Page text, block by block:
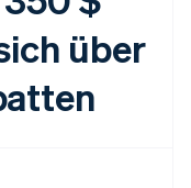
über